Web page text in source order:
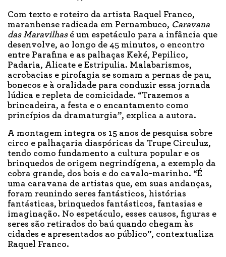
Com texto e roteiro da artista Raquel Franco,
maranhense radicada em Pernambuco, Caravana
das Maravilhasé um espetáculo para a infância que
desenvolve, ao longo de 45 minutos, o encontro
entre Parafina e as palhaças Keké, Pepilico,
Padaria, Alicate e Estripulia. Malabarismos,
acrobacias e pirofagia se somam a pernas de pau,
bonecos e à oralidade para conduzir essa jornada
lúdica e repleta de comicidade. “Trazemos a
brincadeira, a festa e o encantamento como
princípios da dramaturgia”, explica a autora.
A montagem integra os 15 anos de pesquisa sobre
circo e palhaçaria diaspóricas da Trupe Circuluz,
tendo como fundamento a cultura popular e os
brinquedos de origem negrindígena, a exemplo da
cobra grande, dos bois e do cavalo-marinho. “É
uma caravana de artistas que, em suas andanças,
foram reunindo seres fantásticos, histórias
fantásticas, brinquedos fantásticos, fantasias e
imaginação. No espetáculo, esses causos, figuras e
seres são retirados do baú quando chegam às
cidades e apresentados ao público”, contextualiza
Raquel Franco.